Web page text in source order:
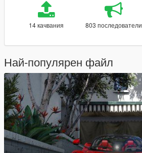
14 качвания 803 последователи
Най-популярен файл